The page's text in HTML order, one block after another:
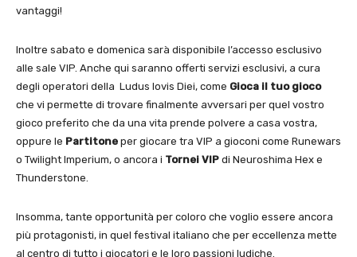
vantaggi!
Inoltre sabato e domenica sarà disponibile l’accesso esclusivo
alle sale VIP. Anche qui saranno offerti servizi esclusivi, a cura
degli operatori della Ludus Iovis Diei, come Gioca il tuo gioco
che vi permette di trovare finalmente avversari per quel vostro
gioco preferito che da una vita prende polvere a casa vostra,
oppure le Partitone per giocare tra VIP a gioconi come Runewars
o Twilight Imperium, o ancora i Tornei VIP di Neuroshima Hex e
Thunderstone.
Insomma, tante opportunità per coloro che voglio essere ancora
più protagonisti, in quel festival italiano che per eccellenza mette
al centro di tutto i giocatori e le loro passioni ludiche.